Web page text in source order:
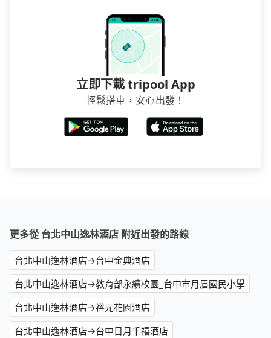
立即下載 tripool App
輕鬆搭車，安心出發！
更多從 台北中山逸林酒店 附近出發的路線
台北中山逸林酒店→台中金典酒店
台北中山逸林酒店→教育部永續校園_台中市月眉國民小學
台北中山逸林酒店→裕元花園酒店
台北中山逸林酒店→台中日月千禧酒店